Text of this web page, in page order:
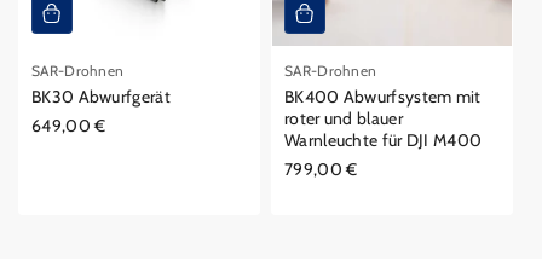
SAR-Drohnen
BK30 Abwurfgerät
Regulärer
649,00 €
SAR-Drohnen
BK400 Abwurfsystem mit
roter und blauer
Warnleuchte für DJI M400
Regulärer
799,00 €